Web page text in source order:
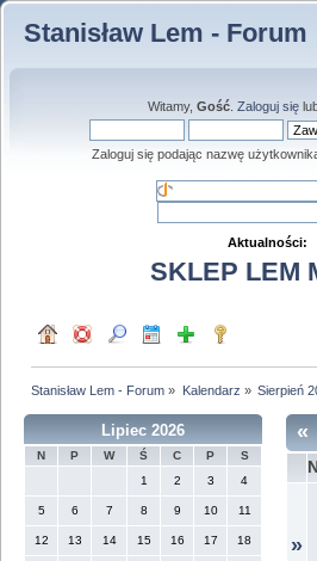
Stanisław Lem - Forum
Witamy, Gość. Zaloguj się
Zaloguj się podając nazwę
Aktualności:
SKLEP LEM
Stanisław Lem - Forum » Kalendarz » Sierpień
Lipiec 2026
N P W Ś C P
S
1
2 3 4
5 6 7 8 9 10 11
12 13 14 15 16 17 18
«
»